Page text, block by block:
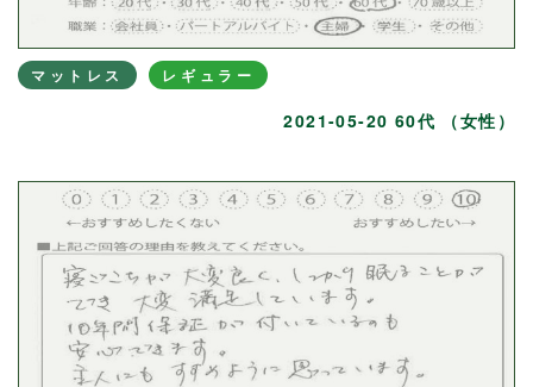
マットレス レギュラー
2021-05-20 60代 （女性）